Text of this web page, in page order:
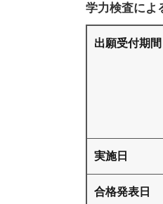
学力検査によ
出願受付期間
実施日
合格発表日